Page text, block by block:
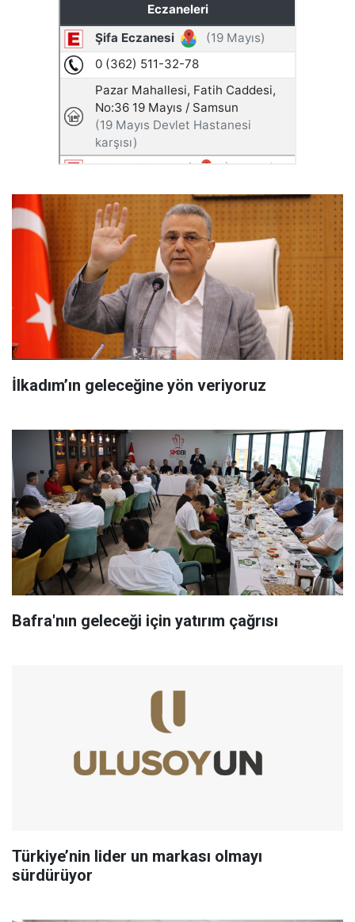
İlkadım’ın geleceğine yön veriyoruz
Bafra'nın geleceği için yatırım çağrısı
Türkiye’nin lider un markası olmayı
sürdürüyor